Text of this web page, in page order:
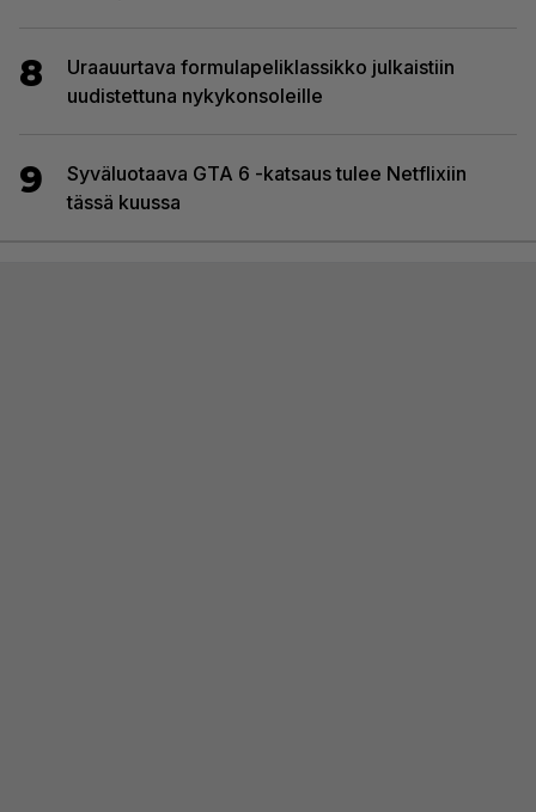
8
Uraauurtava formulapeliklassikko julkaistiin
uudistettuna nykykonsoleille
9
Syväluotaava GTA 6 -katsaus tulee Netflixiin
tässä kuussa